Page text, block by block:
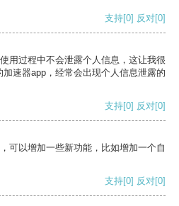
支持[0] 反对[0]
用过程中不会泄露个人信息，这让我很
速器app，经常会出现个人信息泄露的
支持[0] 反对[0]
可以增加一些新功能，比如增加一个自
支持[0] 反对[0]